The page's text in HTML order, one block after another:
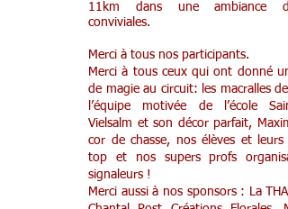
11km dans une ambiance
conviviales.
Merci à tous nos participants.
Merci à tous ceux qui ont donné
de magie au circuit: les macralles de
l’équipe motivée de l’école
Vielsalm et son décor parfait,
cor de chasse, nos élèves et leurs
top et nos supers profs
signaleurs !
Merci aussi à nos sponsors : La